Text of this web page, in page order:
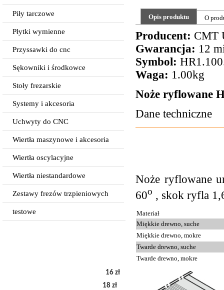
Piły tarczowe
Płytki wymienne
Przyssawki do cnc
Sękowniki i środkowce
Stoły frezarskie
Systemy i akcesoria
Uchwyty do CNC
Wiertła maszynowe i akcesoria
Wiertła oscylacyjne
Wiertła niestandardowe
Zestawy frezów trzpieniowych
testowe
16 zł
18 zł
Opis produktu O
Producent: CMT
Gwarancja: 12
Symbol:
Waga: 1.00kg
Noże ryflowane
Dane techniczne
Noże ryflowane
60o , skok ryfla
Materiał
Miękkie drewno, suche
Miękkie drewno, mokre
Twarde drewno, suche
Twarde drewno, mokre